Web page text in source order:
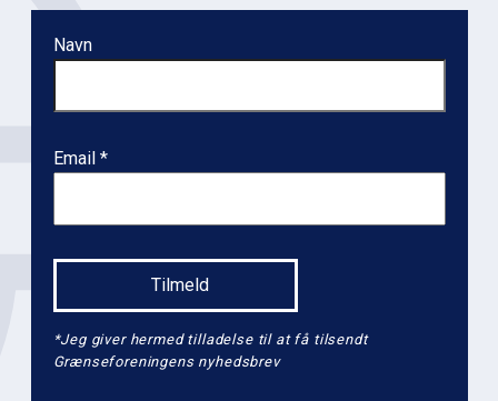
Navn
Email
*Jeg giver hermed tilladelse til at få tilsendt
Grænseforeningens nyhedsbrev